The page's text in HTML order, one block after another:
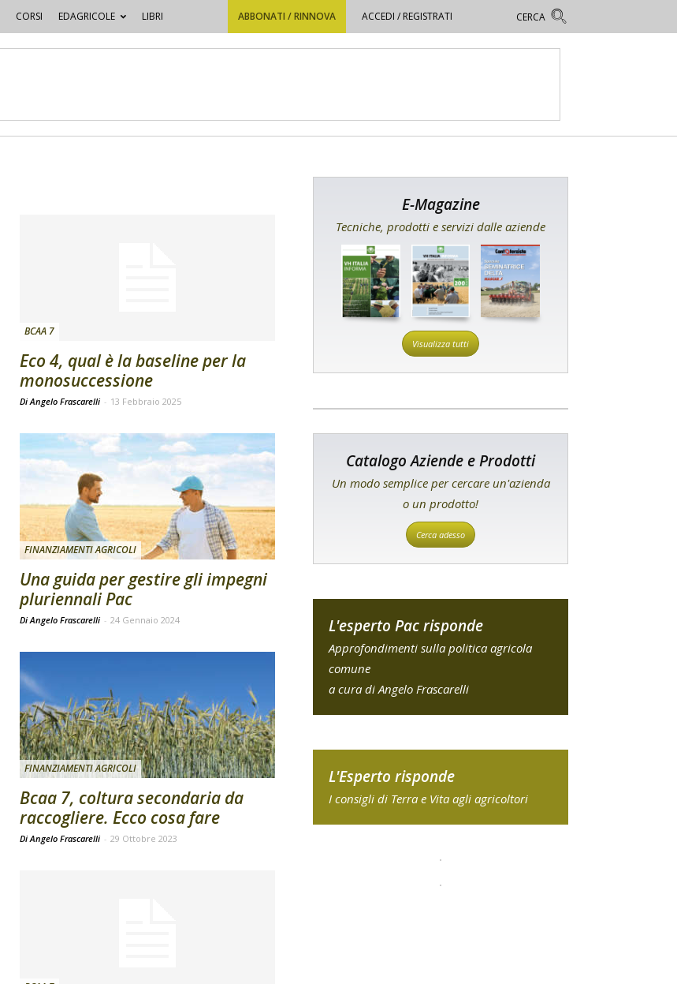
CORSI EDAGRICOLE LIBRI ABBONATI / RINNOVA ACCEDI / REGISTRATI
BCAA 7
Eco 4, qual è la baseline per la
monosuccessione
Di Angelo Frascarelli - 13 Febbraio 2025
FINANZIAMENTI AGRICOLI
Una guida per gestire gli impegni
pluriennali Pac
Di Angelo Frascarelli - 24 Gennaio 2024
FINANZIAMENTI AGRICOLI
Bcaa 7, coltura secondaria da
raccogliere. Ecco cosa fare
Di Angelo Frascarelli - 29 Ottobre 2023
E-Magazine
Tecniche, prodotti e servizi dalle aziende
Visualizza tutti
Catalogo Aziende e Prodotti
Un modo semplice per cercare un'azienda
o un prodotto!
Cerca adesso
L'esperto Pac risponde
Approfondimenti sulla politica agricola
comune
a cura di Angelo Frascarelli
L'Esperto risponde
I consigli di Terra e Vita agli agricoltori